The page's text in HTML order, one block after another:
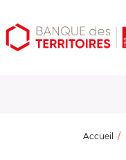
Aller
au
Aller
au
Ouvrir
les
Accueil